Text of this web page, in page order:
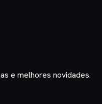
e melhores novidades.